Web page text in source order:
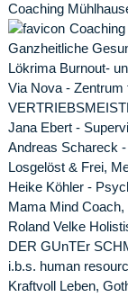
Coaching
Ganzheitliche
Lökrima Burnout-
Via Nova -
Jana Ebert -
Andreas Schareck
Losgelöst & Frei,
Heike Köhler -
Mama Mind Coach,
Roland Velke
DER GUnTEr
i.b.s. human
Kraftvoll Leben,